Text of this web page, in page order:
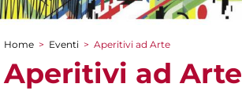
Tu sei qui
Home > Eventi > Aperitivi ad Arte
Aperitivi ad Arte